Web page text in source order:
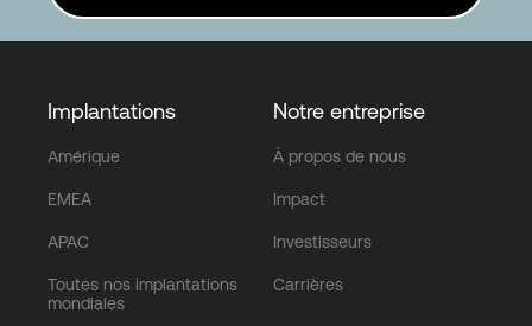
Implantations
Amérique
EMEA
APAC
Toutes nos implantations
mondiales
Notre entreprise
À propos de nous
Impact
Investisseurs
Carrières